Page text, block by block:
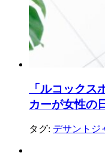
「ルコック
カーが女性の
タグ: デサントジ